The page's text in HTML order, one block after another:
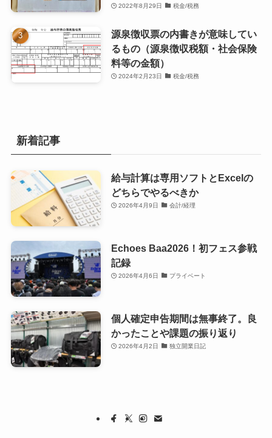
2022年8月29日 税金/税務
源泉徴収票の内書きが意味してい
るもの（源泉徴収税額・社会保険
料等の金額）
2024年2月23日 税金/税務
新着記事
給与計算は専用ソフトとExcelの
どちらでやるべきか
2026年4月9日 会計/経理
Echoes Baa2026！初フェス参戦
記録
2026年4月6日 プライベート
個人確定申告期間は無事終了。良
かったことや課題の振り返り
2026年4月2日 独立開業日記